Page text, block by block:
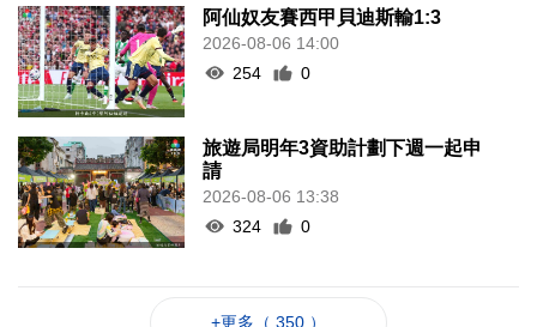
阿仙奴友賽西甲貝迪斯輸1:3
2026-08-06 14:00
254
0
旅遊局明年3資助計劃下週一起申
請
2026-08-06 13:38
324
0
+更多（ 350 ）